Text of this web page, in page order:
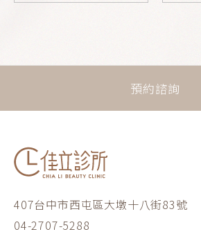
預約諮詢
407台中市西屯區大墩十八街83號
04-2707-5288